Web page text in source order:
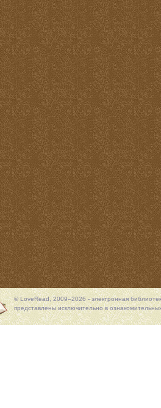
© LoveRead, 2009–2026 - электронная
представлены исключительно в